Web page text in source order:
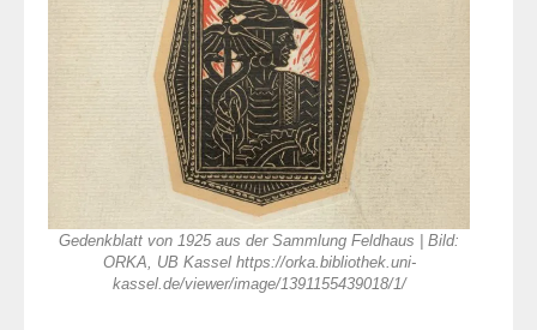
Gedenkblatt von 1925 aus der Sammlung Feldhaus | Bild:
ORKA, UB Kassel https://orka.bibliothek.uni-
kassel.de/viewer/image/1391155439018/1/